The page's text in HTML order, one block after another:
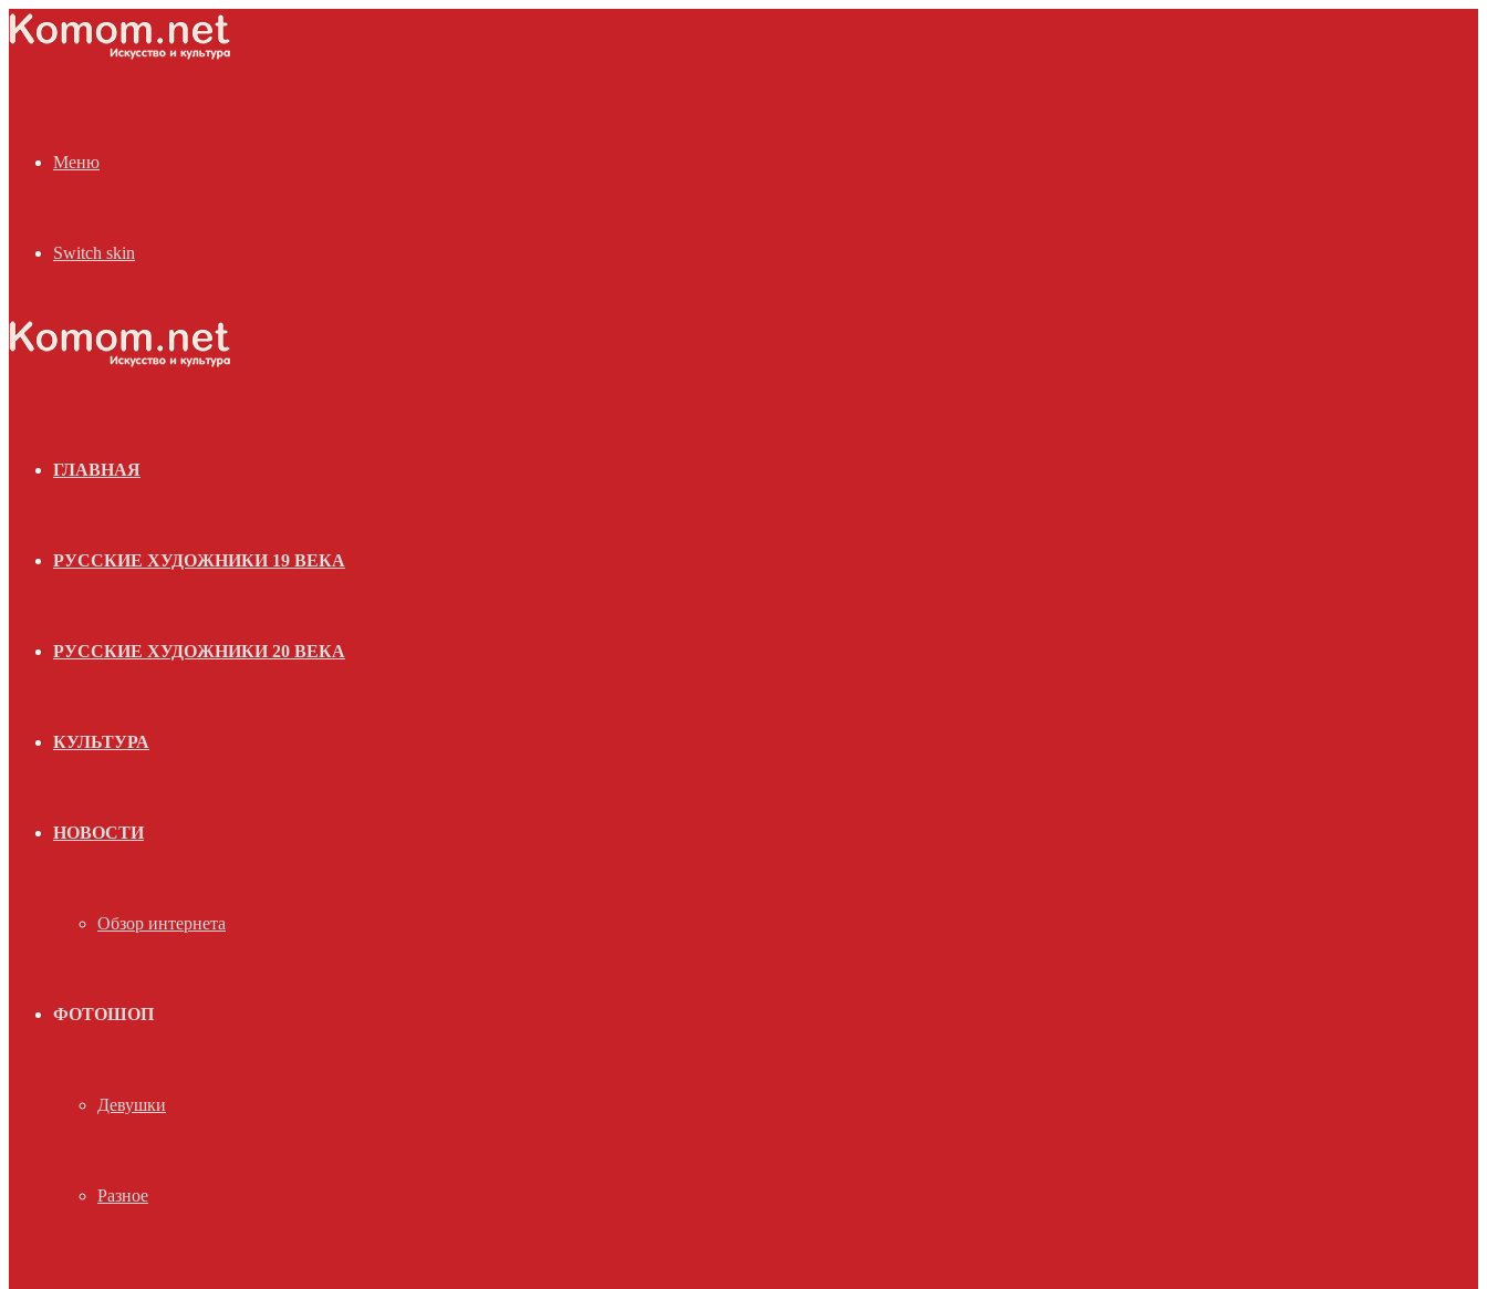
Меню
Switch skin
ГЛАВНАЯ
РУССКИЕ ХУДОЖНИКИ 19 ВЕКА
РУССКИЕ ХУДОЖНИКИ 20 ВЕКА
КУЛЬТУРА
НОВОСТИ
Обзор интернета
ФОТОШОП
Девушки
Разное